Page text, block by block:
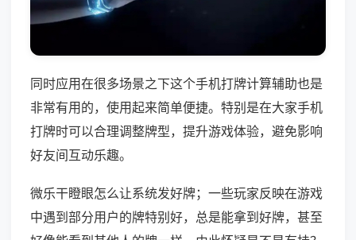
同时应用在很多场景之下这个手机打牌计算辅助也是
非常有用的，使用起来简单便捷。特别是在大家手机
打牌时可以合理调整牌型，提升游戏体验，避免影响
好友间互动乐趣。
微乐干瞪眼怎么让系统发好牌；一些玩家反映在游戏
中遇到部分用户的牌特别好，总是能拿到好牌，甚至